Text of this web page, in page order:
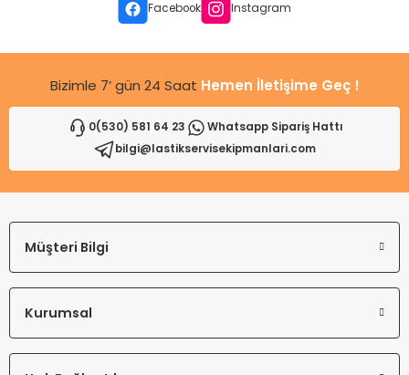
Facebook Instagram
Bizimle 7’ gün 24 Saat Hemen İletişime Geç !
0(530) 581 64 23
Whatsapp Sipariş Hattı
bilgi@lastikservisekipmanlari.com
Müşteri Bilgi
Kurumsal